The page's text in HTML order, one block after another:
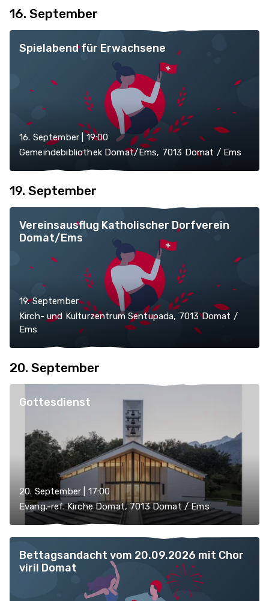
16. September
Spielabend für Erwachsene
16. September | 19:00
Gemeindebibliothek Domat/Ems, 7013 Domat / Ems
19. September
Vereinsausflug Katholischer Dorfverein
Domat/Ems
19. September
Kirch- und Kulturzentrum Sentupada, 7013 Domat /
Ems
20. September
Gottesdienst
20. September | 17:00
Evang.-ref. Kirche Domat, 7013 Domat / Ems
Bettagsandacht vom 20.09.2026 mit Chor
viril Domat